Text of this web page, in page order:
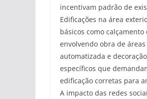
incentivam padrão de
Edificações na área
básicos como
envolvendo obra de
automatizada e
específicos que
edificação corretas para
A impacto das redes